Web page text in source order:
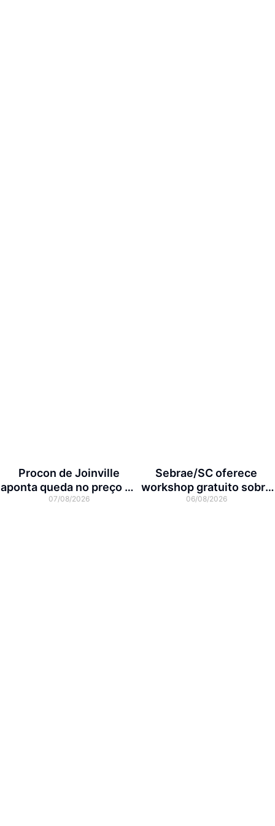
Procon de Joinville
aponta queda no preço da
cesta básica em agosto
07/08/2026
Sebrae/SC oferece
workshop gratuito sobre
franquias em Joinville
06/08/2026